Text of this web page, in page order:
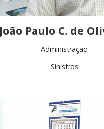
João Paulo C. de
Administração
Sinistros